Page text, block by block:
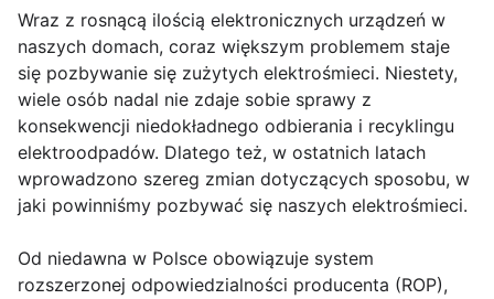
Wraz z rosnącą ilością elektronicznych urządzeń w
naszych domach, coraz większym problemem staje
się pozbywanie się zużytych elektrośmieci. Niestety,
wiele osób nadal nie zdaje sobie sprawy z
konsekwencji niedokładnego odbierania i recyklingu
elektroodpadów. Dlatego też, w ostatnich latach
wprowadzono szereg zmian dotyczących sposobu, w
jaki powinniśmy pozbywać się naszych elektrośmieci.
Od niedawna w Polsce obowiązuje system
rozszerzonej odpowiedzialności producenta (ROP),